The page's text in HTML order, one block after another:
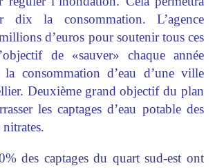
dix la consommation. L’agence
d’euros pour soutenir tous ces
de «sauver» chaque année
la consommation d’eau d’une ville
Deuxième grand objectif du plan
les captages d’eau potable des
nitrates.
des captages du quart sud-est ont